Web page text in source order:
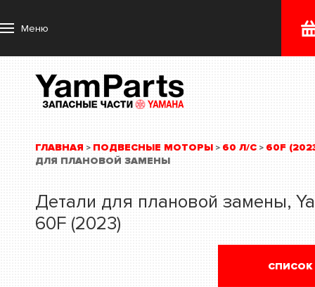
Меню
ГЛАВНАЯ > ПОДВЕСНЫЕ МОТОРЫ > 60 Л/С > 60F
ДЛЯ ПЛАНОВОЙ ЗАМЕНЫ
Детали для плановой замены,
60F (2023)